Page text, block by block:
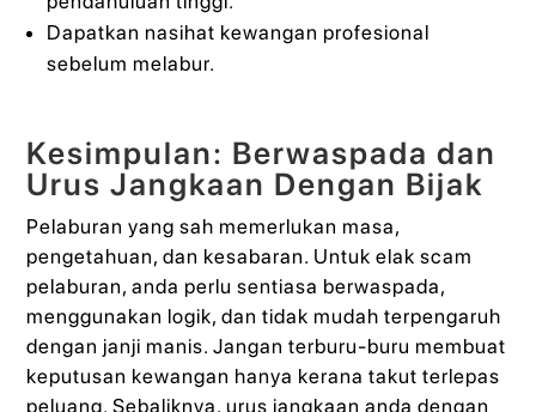
Dapatkan nasihat kewangan profesional
sebelum melabur.
Kesimpulan: Berwaspada dan
Urus Jangkaan Dengan Bijak
Pelaburan yang sah memerlukan masa,
pengetahuan, dan kesabaran. Untuk elak scam
pelaburan, anda perlu sentiasa berwaspada,
menggunakan logik, dan tidak mudah terpengaruh
dengan janji manis. Jangan terburu-buru membuat
keputusan kewangan hanya kerana takut terlepas
peluang. Sebaliknya, urus jangkaan anda dengan